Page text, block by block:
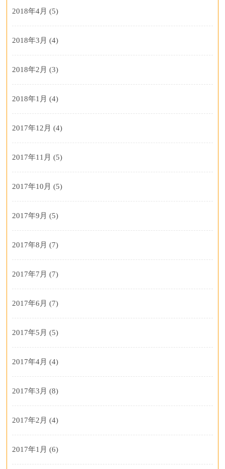
2018年4月 (5)
2018年3月 (4)
2018年2月 (3)
2018年1月 (4)
2017年12月 (4)
2017年11月 (5)
2017年10月 (5)
2017年9月 (5)
2017年8月 (7)
2017年7月 (7)
2017年6月 (7)
2017年5月 (5)
2017年4月 (4)
2017年3月 (8)
2017年2月 (4)
2017年1月 (6)